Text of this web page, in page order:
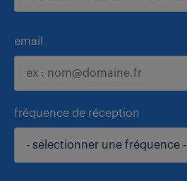
email
fréquence de réception
- sélectionner une fréquence -